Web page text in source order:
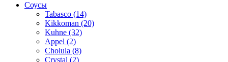
Соусы
Tabasco (14)
Kikkoman (20)
Kuhne (32)
Appel (2)
Cholula (8)
Crystal (2)